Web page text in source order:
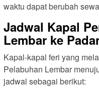
waktu dapat berubah
Jadwal Kapal
Lembar ke
Kapal-kapal feri yang
Pelabuhan Lembar
jadwal sebagai berikut: